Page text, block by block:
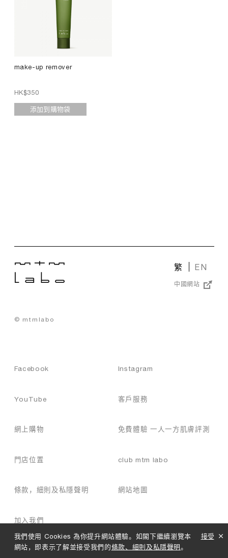
make-up remover
HK$350
添加到購物袋
繁 EN
中國網站
© mtmlabo
Facebook Instagram
YouTube 客戶服務
網上購物 免費體驗 一人一方肌膚評測
門店位置 club mtm labo
條款，細則及私隱聲明 網站地圖
加入我們
我們使用 Cookies 為你提升網站體驗。如閣下繼續瀏覽本
網站，即表示了解並接受我們的條款、細則及私隱聲明。
接受